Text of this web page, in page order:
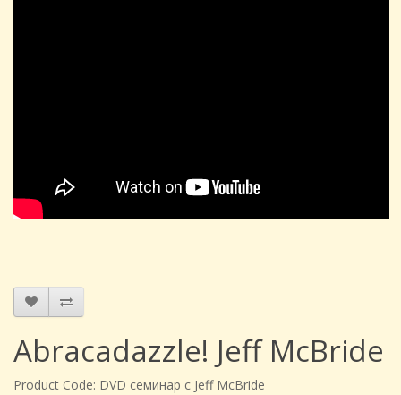
Abracadazzle! Jeff McBride
Product Code: DVD семинар с Jeff McBride